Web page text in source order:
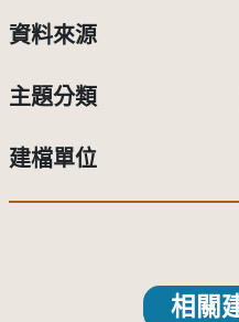
資料來源
主題分類
建檔單位
相關